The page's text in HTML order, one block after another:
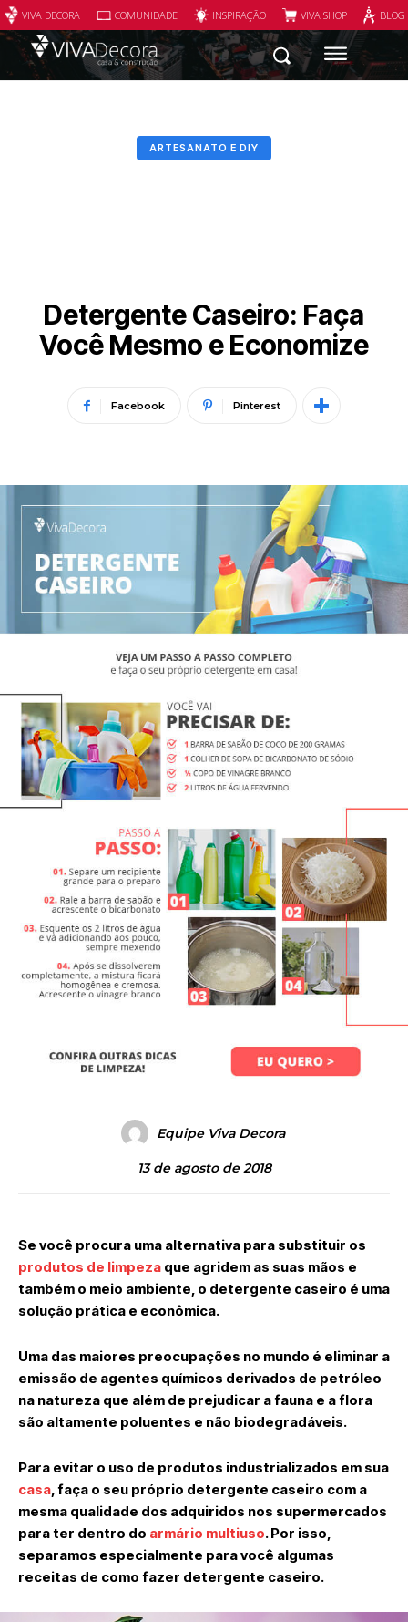
VIVA DECORA COMUNIDADE INSPIRAÇÃO VIVA SHOP
ARTESANATO E DIY
Detergente Caseiro: Faça
Você Mesmo e Economize
Facebook Pinterest
Equipe Viva Decora
13 de agosto de 2018
Se você procura uma alternativa para substituir os
produtos de limpeza que agridem as suas mãos e
também o meio ambiente, o detergente caseiro é uma
solução prática e econômica.
Uma das maiores preocupações no mundo é eliminar a
emissão de agentes químicos derivados de petróleo
na natureza que além de prejudicar a fauna e a flora
são altamente poluentes e não biodegradáveis.
Para evitar o uso de produtos industrializados em sua
casa, faça o seu próprio detergente caseiro com a
mesma qualidade dos adquiridos nos supermercados
para ter dentro do armário multiuso. Por isso,
separamos especialmente para você algumas
receitas de como fazer detergente caseiro.